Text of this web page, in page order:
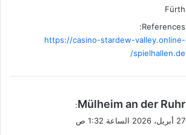
Fürth
References:
https://casino-stardew-valley.online-
spielhallen.de/
ي
ق
Mülheim an der Ruhr
:
27 أبريل، 2026 الساعة 1:32 ص